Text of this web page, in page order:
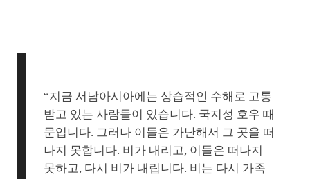
“지금 서남아시아에는 상습적인 수해로 고통
받고 있는 사람들이 있습니다. 국지성 호우 때
문입니다. 그러나 이들은 가난해서 그 곳을 떠
나지 못합니다. 비가 내리고, 이들은 떠나지
못하고, 다시 비가 내립니다. 비는 다시 가족